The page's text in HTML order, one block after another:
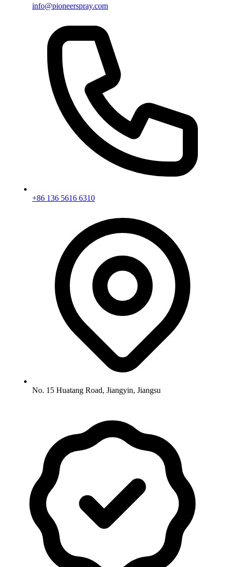
info@pioneerspray.com
+86 136 5616 6310
No. 15 Huatang Road, Jiangyin, Jiangsu